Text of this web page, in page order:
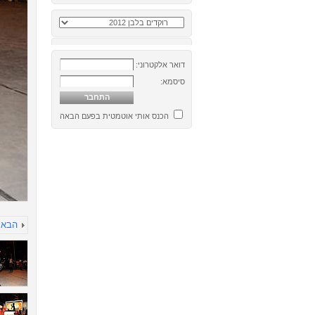
דואר אלקטרוני:
סיסמא:
הכנס אותי אוטמטית בפעם הבאה
הבא